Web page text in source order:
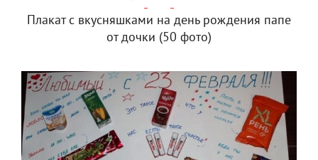
Плакат с вкусняшками на день рождения папе
от дочки (50 фото)